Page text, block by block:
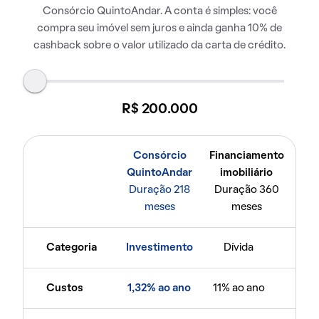
Consórcio QuintoAndar. A conta é simples: você
compra seu imóvel sem juros e ainda ganha 10% de
cashback sobre o valor utilizado da carta de crédito.
R$ 200.000
Consórcio
QuintoAndar
Duração 218
meses
Financiamento
imobiliário
Duração 360
meses
Categoria Investimento Dívida
Custos 1,32% ao ano 11% ao ano